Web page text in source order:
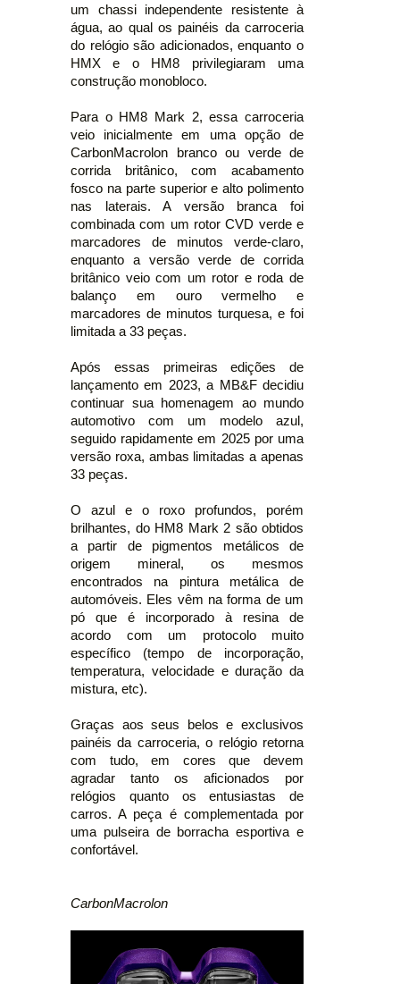
um chassi independente resistente à
água, ao qual os painéis da carroceria
do relógio são adicionados, enquanto o
HMX e o HM8 privilegiaram uma
construção monobloco.
Para o HM8 Mark 2, essa carroceria
veio inicialmente em uma opção de
CarbonMacrolon branco ou verde de
corrida britânico, com acabamento
fosco na parte superior e alto polimento
nas laterais. A versão branca foi
combinada com um rotor CVD verde e
marcadores de minutos verde-claro,
enquanto a versão verde de corrida
britânico veio com um rotor e roda de
balanço em ouro vermelho e
marcadores de minutos turquesa, e foi
limitada a 33 peças.
Após essas primeiras edições de
lançamento em 2023, a MB&F decidiu
continuar sua homenagem ao mundo
automotivo com um modelo azul,
seguido rapidamente em 2025 por uma
versão roxa, ambas limitadas a apenas
33 peças.
O azul e o roxo profundos, porém
brilhantes, do HM8 Mark 2 são obtidos
a partir de pigmentos metálicos de
origem mineral, os mesmos
encontrados na pintura metálica de
automóveis. Eles vêm na forma de um
pó que é incorporado à resina de
acordo com um protocolo muito
específico (tempo de incorporação,
temperatura, velocidade e duração da
mistura, etc).
Graças aos seus belos e exclusivos
painéis da carroceria, o relógio retorna
com tudo, em cores que devem
agradar tanto os aficionados por
relógios quanto os entusiastas de
carros. A peça é complementada por
uma pulseira de borracha esportiva e
confortável.
CarbonMacrolon